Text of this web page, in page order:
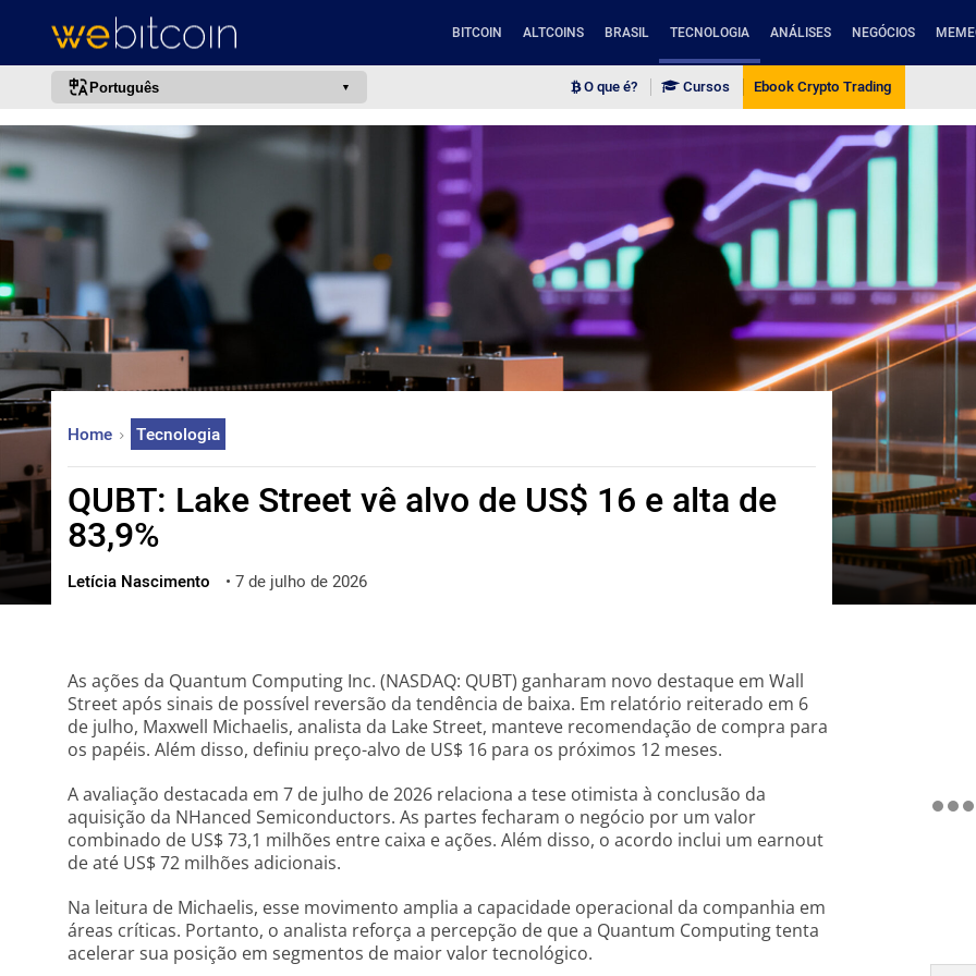
BITCOIN ALTCOINS BRASIL TECNOLOGIA ANÁLISES NEGÓCIOS
Português
português (BR)
日本語
한국어
العربية
ไทย
ქართული
O que é? Cursos Ebook Crypto Trading
Home Tecnologia
QUBT: Lake Street vê alvo de US$ 16 e alta de
83,9%
Letícia Nascimento • 7 de julho de 2026
As ações da Quantum Computing Inc. (NASDAQ: QUBT) ganharam novo destaque em Wall
Street após sinais de possível reversão da tendência de baixa. Em relatório reiterado em 6
de julho, Maxwell Michaelis, analista da Lake Street, manteve recomendação de compra para
os papéis. Além disso, definiu preço-alvo de US$ 16 para os próximos 12 meses.
A avaliação destacada em 7 de julho de 2026 relaciona a tese otimista à conclusão da
aquisição da NHanced Semiconductors. As partes fecharam o negócio por um valor
combinado de US$ 73,1 milhões entre caixa e ações. Além disso, o acordo inclui um earnout
de até US$ 72 milhões adicionais.
Na leitura de Michaelis, esse movimento amplia a capacidade operacional da companhia em
áreas críticas. Portanto, o analista reforça a percepção de que a Quantum Computing tenta
acelerar sua posição em segmentos de maior valor tecnológico.